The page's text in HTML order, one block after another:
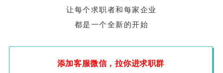
让每个求职者和每家企业
都是一个全新的开始
添加客服微信，拉你进求职群